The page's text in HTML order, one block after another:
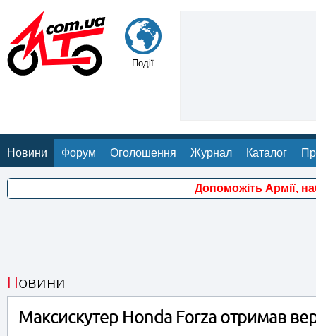
Події
Новини Форум Оголошення Журнал Каталог
Допоможіть Армії,
Новини
Максискутер Honda Forza отримав